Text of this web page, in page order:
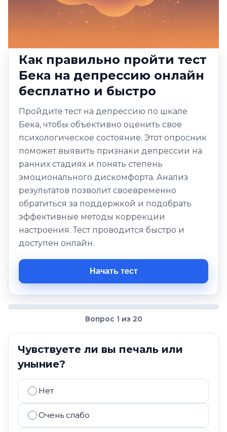
Как правильно пройти тест
Бека на депрессию онлайн
бесплатно и быстро
Пройдите тест на депрессию по шкале
Бека, чтобы объективно оценить свое
психологическое состояние. Этот опросник
поможет выявить признаки депрессии на
ранних стадиях и понять степень
эмоционального дискомфорта. Анализ
результатов позволит своевременно
обратиться за поддержкой и подобрать
эффективные методы коррекции
настроения. Тест проводится быстро и
доступен онлайн.
Начать тест
Вопрос 1 из 20
Чувствуете ли вы печаль или
уныние?
Нет
Очень слабо